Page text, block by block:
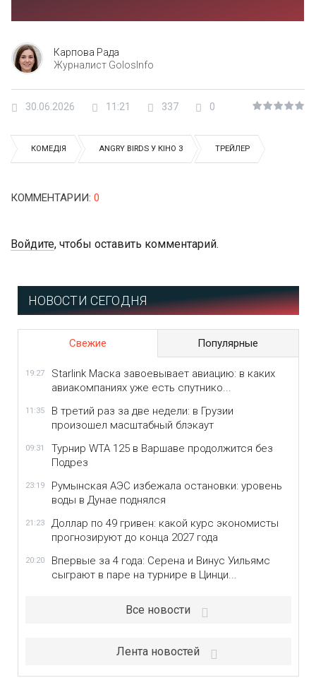
Карпова Рада
Журналист GolosInfo
30.06.2026 11:21 337 0
КОМЕДІЯ ANGRY BIRDS У КІНО 3 ТРЕЙЛЕР
КОММЕНТАРИИ: 0
Войдите, чтобы оставить комментарий.
НОВОСТИ СЕГОДНЯ
Свежие Популярные
19:27
Starlink Маска завоевывает авиацию: в каких
авиакомпаниях уже есть спутнико...
11:35
В третий раз за две недели: в Грузии
произошел масштабный блэкаут
09:31
Турнир WTA 125 в Варшаве продолжится без
Подрез
23:19
Румынская АЭС избежала остановки: уровень
воды в Дунае поднялся
21:23
Доллар по 49 гривен: какой курс экономисты
прогнозируют до конца 2027 года
20:20
Впервые за 4 года: Серена и Винус Уильямс
сыграют в паре на турнире в Цинци...
Все новости
Лента новостей